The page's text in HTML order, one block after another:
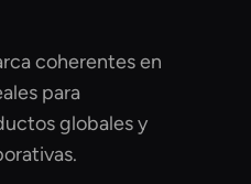
coherentes en
para
globales y